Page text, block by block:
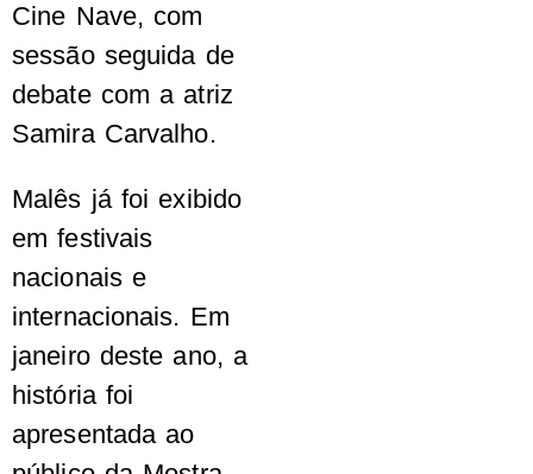
Cine Nave, com
sessão seguida de
debate com a atriz
Samira Carvalho.
Malês já foi exibido
em festivais
nacionais e
internacionais. Em
janeiro deste ano, a
história foi
apresentada ao